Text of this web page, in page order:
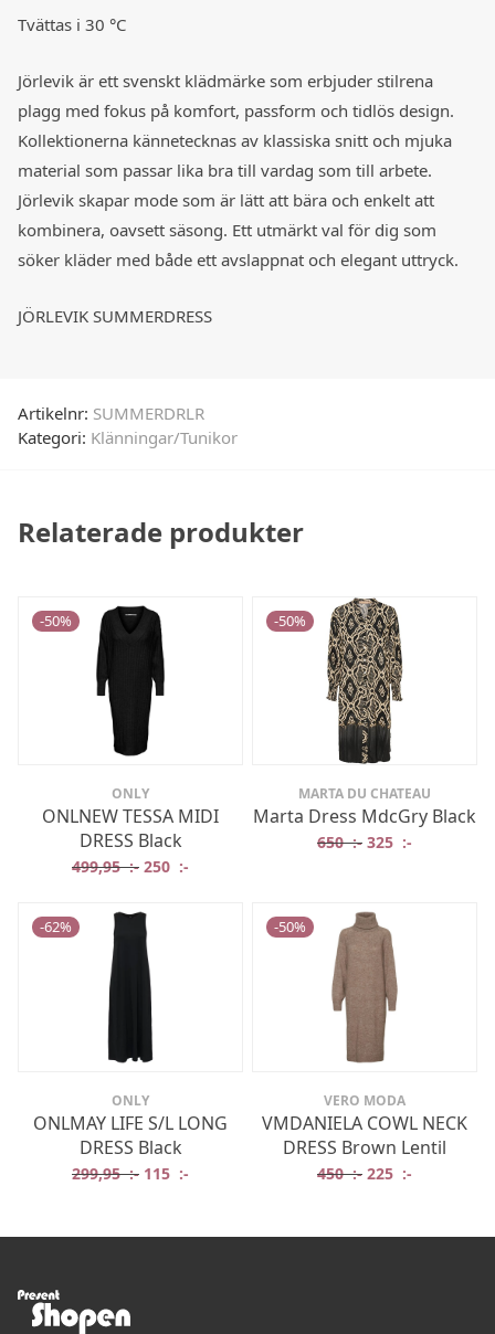
Tvättas i 30 °C
Jörlevik är ett svenskt klädmärke som erbjuder stilrena
plagg med fokus på komfort, passform och tidlös design.
Kollektionerna kännetecknas av klassiska snitt och mjuka
material som passar lika bra till vardag som till arbete.
Jörlevik skapar mode som är lätt att bära och enkelt att
kombinera, oavsett säsong. Ett utmärkt val för dig som
söker kläder med både ett avslappnat och elegant uttryck.
JÖRLEVIK SUMMERDRESS
Artikelnr: SUMMERDRLR
Kategori: Klänningar/Tunikor
Relaterade produkter
-50%
ONLY
ONLNEW TESSA MIDI
DRESS Black
499,95:- Det ursprungliga priset var: 499,95 :-.
250 :-
-50%
MARTA DU CHATEAU
Marta Dress MdcGry Black
650:- Det
325 :-
-62%
ONLY
ONLMAY LIFE S/L LONG
DRESS Black
299,95:- Det ursprungliga priset var: 299,95 :-.
115 :- Det nuvarande priset är: 115 :-.
-50%
VERO MODA
VMDANIELA COWL NECK
DRESS Brown Lentil
450:- Det
225 :-